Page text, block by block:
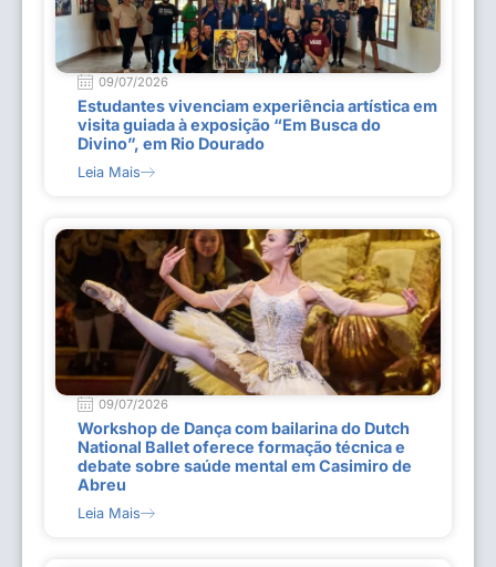
09/07/2026
Estudantes vivenciam experiência artística em
visita guiada à exposição “Em Busca do
Divino”, em Rio Dourado
Leia Mais
09/07/2026
Workshop de Dança com bailarina do Dutch
National Ballet oferece formação técnica e
debate sobre saúde mental em Casimiro de
Abreu
Leia Mais